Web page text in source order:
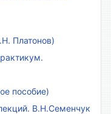
Платонов)
пособие)
В.Н.Семенчук